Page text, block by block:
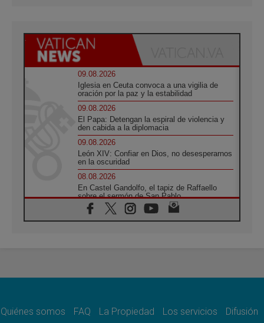
09.08.2026
Iglesia en Ceuta convoca a una vigilia de
oración por la paz y la estabilidad
09.08.2026
El Papa: Detengan la espiral de violencia y
den cabida a la diplomacia
09.08.2026
León XIV: Confiar en Dios, no desesperarnos
en la oscuridad
08.08.2026
En Castel Gandolfo, el tapiz de Raffaello
sobre el sermón de San Pablo
08.08.2026
En Colombia, «la paz no se compra con una
08.08.2026
08.08.2026
Quiénes somos FAQ La Propiedad Los servicios Difusión